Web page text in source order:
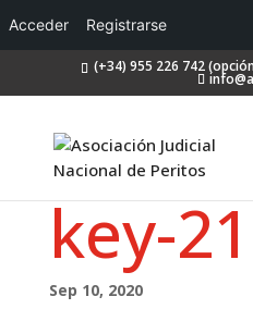
Acceder Registrarse
(+34) 955 226 742
key-
Sep 10, 2020